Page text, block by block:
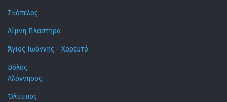
Σκόπελος
Λίμνη Πλαστήρα
Άγιος Ιωάννης - Χορευτό
Βόλος
Αλόννησος
Όλυμπος